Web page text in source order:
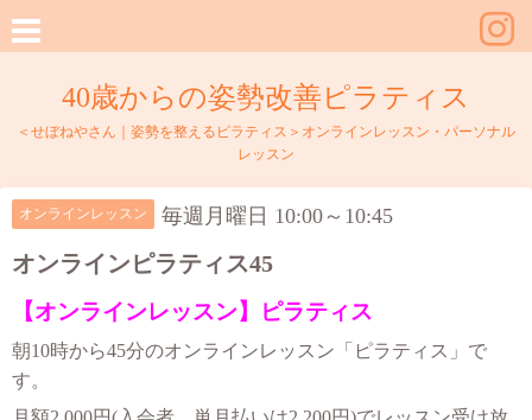
40歳からの姿勢改善ピラティス
＜せぼねやさん｜姿勢を整えるピラティス＞オンラインレッスン・パーソナル
レッスン
オンラインレッスン 毎週月曜日 10:00～10:45
オンラインピラティス45
【オンラインレッスン】ピラティス
朝10時から45分のオンラインレッスン「ピラティス」で
す。